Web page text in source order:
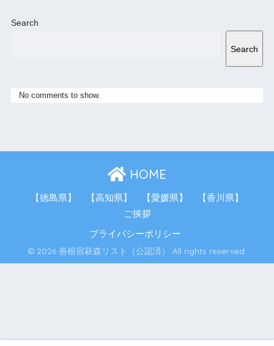
Search
Search
No comments to show.
HOME
【徳島県】 【高知県】 【愛媛県】
【香川県】
ご挨拶
プライバシーポリシー
© 2026 善根宿萩森リスト（公認済） All rights reserved.